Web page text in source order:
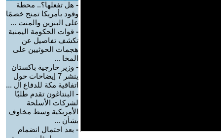
- هل تفعلها؟.. محطة
وقود بأمريكا تمنح خصمًا
على البنزين والمنت ...
- قوات الحكومة اليمنية
تكشف تفاصيل عن
هجمات الحوثيين على
المخا ...
- وزير خارجية باكستان
ينشر 7 إيضاحات حول
اتفاقية مكة للدفاع ال ...
- البنتاغون تقدم طلبًا
لشركات الأسلحة
الأمريكية وسط مخاوف
بشأن ...
- بعد احتمال انضمام